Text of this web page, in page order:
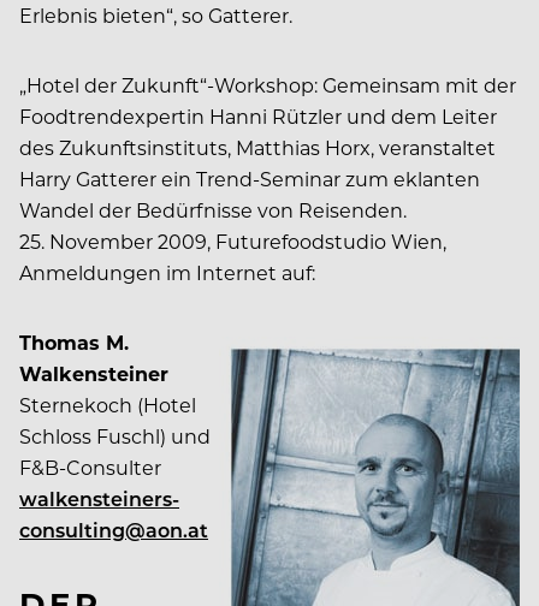
Erlebnis bieten“, so Gatterer.
„Hotel der Zukunft“-Workshop: Gemeinsam mit der
Foodtrendexpertin Hanni Rützler und dem Leiter
des Zukunftsinstituts, Matthias Horx, veranstaltet
Harry Gatterer ein Trend-Seminar zum eklanten
Wandel der Bedürfnisse von Reisenden.
25. November 2009, Futurefoodstudio Wien,
Anmeldungen im Internet auf:
Thomas M.
Walkensteiner
Sternekoch (Hotel
Schloss Fuschl) und
F&B-Consulter
walkensteiners-
consulting@aon.at